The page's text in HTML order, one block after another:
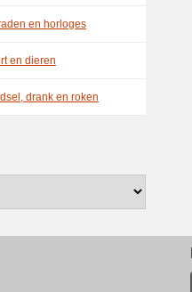
en horloges
en dieren
drank en roken